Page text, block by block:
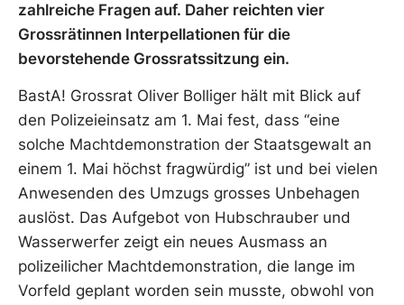
zahlreiche Fragen auf. Daher reichten vier
Grossrätinnen Interpellationen für die
bevorstehende Grossratssitzung ein.
BastA! Grossrat Oliver Bolliger hält mit Blick auf
den Polizeieinsatz am 1. Mai fest, dass “eine
solche Machtdemonstration der Staatsgewalt an
einem 1. Mai höchst fragwürdig” ist und bei vielen
Anwesenden des Umzugs grosses Unbehagen
auslöst. Das Aufgebot von Hubschrauber und
Wasserwerfer zeigt ein neues Ausmass an
polizeilicher Machtdemonstration, die lange im
Vorfeld geplant worden sein musste, obwohl von